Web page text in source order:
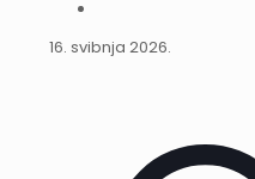
16. svibnja 2026.